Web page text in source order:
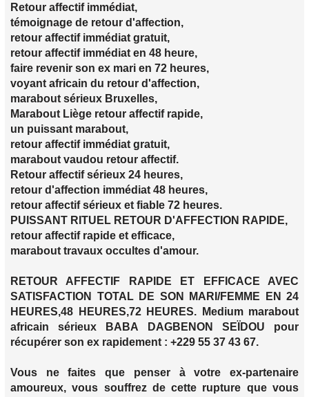
Retour affectif immédiat,
témoignage de retour d'affection,
retour affectif immédiat gratuit,
retour affectif immédiat en 48 heure,
faire revenir son ex mari en 72 heures,
voyant africain du retour d'affection,
marabout sérieux Bruxelles,
Marabout Liège retour affectif rapide,
un puissant marabout,
retour affectif immédiat gratuit,
marabout vaudou retour affectif.
Retour affectif sérieux 24 heures,
retour d'affection immédiat 48 heures,
retour affectif sérieux et fiable 72 heures.
PUISSANT RITUEL RETOUR D'AFFECTION RAPIDE,
retour affectif rapide et efficace,
marabout travaux occultes d'amour.
RETOUR AFFECTIF RAPIDE ET EFFICACE AVEC
SATISFACTION TOTAL DE SON MARI/FEMME EN 24
HEURES,48 HEURES,72 HEURES. Medium marabout
africain sérieux BABA DAGBENON SEÏDOU pour
récupérer son ex rapidement : +229 55 37 43 67.
Vous ne faites que penser à votre ex-partenaire
amoureux, vous souffrez de cette rupture que vous